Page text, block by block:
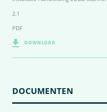
2.1
PDF
DOWNLOAD
DOCUMENTEN